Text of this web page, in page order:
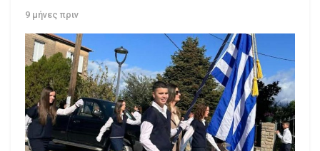
9 μήνες πριν